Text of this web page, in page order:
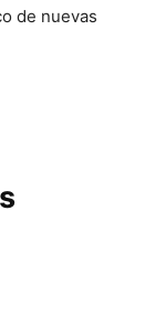
de nuevas